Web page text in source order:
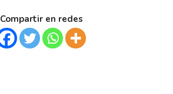
Compartir en redes